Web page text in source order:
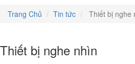
Trang Chủ
Tin tức Thiết bị nghe
Thiết bị nghe nhìn